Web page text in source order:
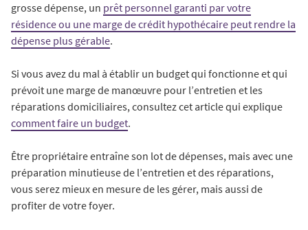
grosse dépense, un prêt personnel garanti par votre
résidence ou une marge de crédit hypothécaire peut rendre la
dépense plus gérable.
Si vous avez du mal à établir un budget qui fonctionne et qui
prévoit une marge de manœuvre pour l’entretien et les
réparations domiciliaires, consultez cet article qui explique
comment faire un budget.
Être propriétaire entraîne son lot de dépenses, mais avec une
préparation minutieuse de l’entretien et des réparations,
vous serez mieux en mesure de les gérer, mais aussi de
profiter de votre foyer.